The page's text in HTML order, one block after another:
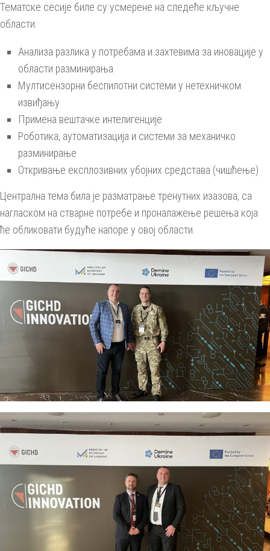
Тематске сесије биле су усмерене на следеће кључне
области:
Анализа разлика у потребама и захтевима за иновације у
области разминирања
Мултисензорни беспилотни системи у нетехничком
извиђању
Примена вештачке интелигенције
Роботика, аутоматизација и системи за механичко
разминирање
Откривање експлозивних убојних средстава (чишћење)
Централна тема била је разматрање тренутних изазова, са
нагласком на стварне потребе и проналажење решења која
ће обликовати будуће напоре у овој области.